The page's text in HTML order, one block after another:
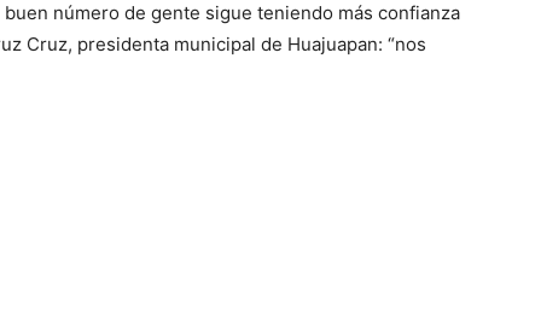
número de gente sigue teniendo más confianza
Cruz, presidenta municipal de Huajuapan: “nos